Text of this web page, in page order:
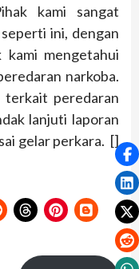
kami sangat
ini, dengan
mengetahui
narkoba.
terkait peredaran
lanjuti laporan
gelar perkara. []